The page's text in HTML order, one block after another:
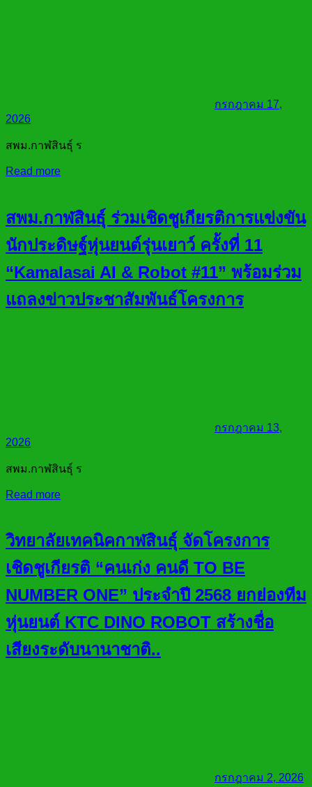
กรกฎาคม 17,
2026
สพม.กาฬสินธุ์ ร
Read more
สพม.กาฬสินธุ์ ร่วมเชิดชูเกียรติการแข่งขัน
นักประดิษฐ์หุ่นยนต์รุ่นเยาว์ ครั้งที่ 11
“Kamalasai AI & Robot #11” พร้อมร่วม
แถลงข่าวประชาสัมพันธ์โครงการ
กรกฎาคม 13,
2026
สพม.กาฬสินธุ์ ร
Read more
วิทยาลัยเทคนิคกาฬสินธุ์ จัดโครงการ
เชิดชูเกียรติ “คนเก่ง คนดี TO BE
NUMBER ONE” ประจำปี 2568 ยกย่องทีม
หุ่นยนต์ KTC DINO ROBOT สร้างชื่อ
เสียงระดับนานาชาติ..
กรกฎาคม 2, 2026